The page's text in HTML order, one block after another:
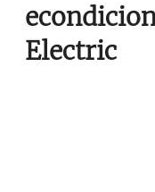
Electric